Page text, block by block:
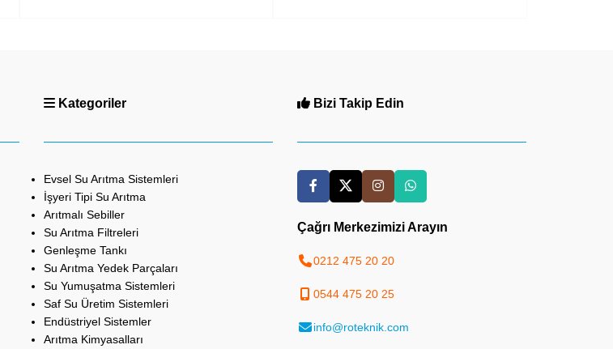
Kategoriler
Evsel Su Arıtma Sistemleri
İşyeri Tipi Su Arıtma
Arıtmalı Sebiller
Su Arıtma Filtreleri
Genleşme Tankı
Su Arıtma Yedek Parçaları
Su Yumuşatma Sistemleri
Saf Su Üretim Sistemleri
Endüstriyel Sistemler
Arıtma Kimyasalları
Bizi Takip Edin
Çağrı Merkezimizi Arayın
0212 475 20 20
0544 475 20 25
info@roteknik.com